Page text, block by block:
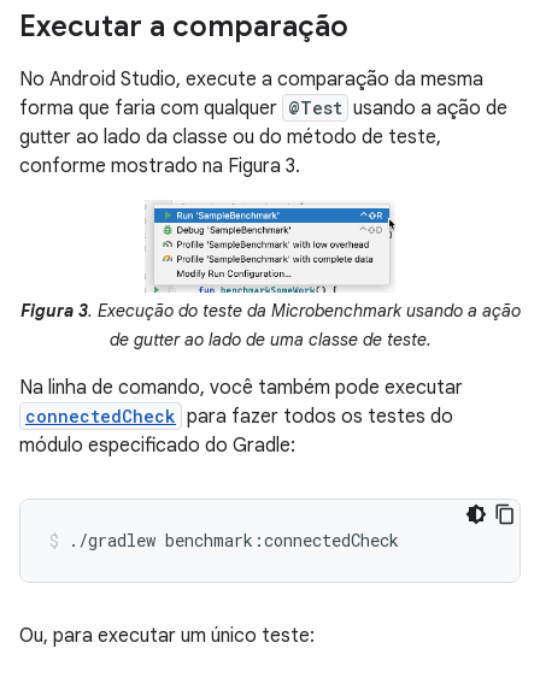
Executar a comparação
No Android Studio, execute a comparação da mesma
forma que faria com qualquer @Test usando a ação de
gutter ao lado da classe ou do método de teste,
conforme mostrado na Figura 3.
Figura 3. Execução do teste da Microbenchmark usando a ação
de gutter ao lado de uma classe de teste.
Na linha de comando, você também pode executar
connectedCheck para fazer todos os testes do
módulo especificado do Gradle:
./gradlew benchmark:connectedCheck
Ou, para executar um único teste: